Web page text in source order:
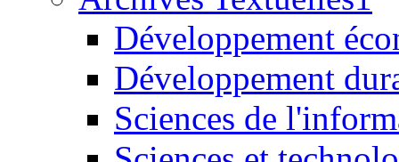
Développement
Développement
Sciences de